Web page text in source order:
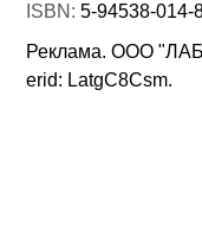
ISBN:5-94538-014-
Реклама. ООО
erid: LatgC8Csm.